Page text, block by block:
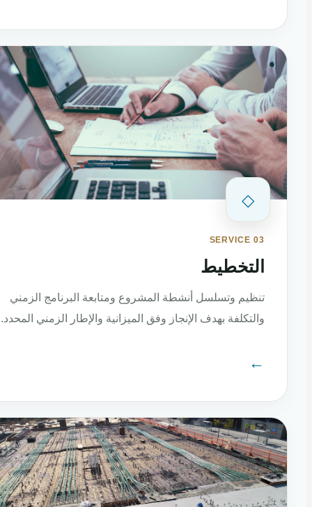
◇
SERVICE 03
التخطيط
تنظيم وتسلسل أنشطة المشروع ومتابعة البرنامج الزمني
والتكلفة بهدف الإنجاز وفق الميزانية والإطار الزمني المحدد.